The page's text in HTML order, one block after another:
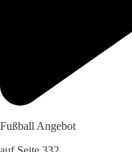
Fußball Angebot